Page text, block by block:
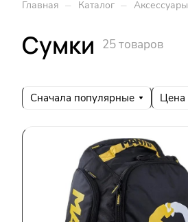
Главная – Каталог – Аксессуары
Сумки 25 товаров
Сначала популярные Цена